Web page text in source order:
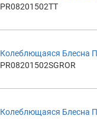
PR08201502TT
Колеблющаяся Блесна
PR08201502SGROR
Колеблющаяся Блесна